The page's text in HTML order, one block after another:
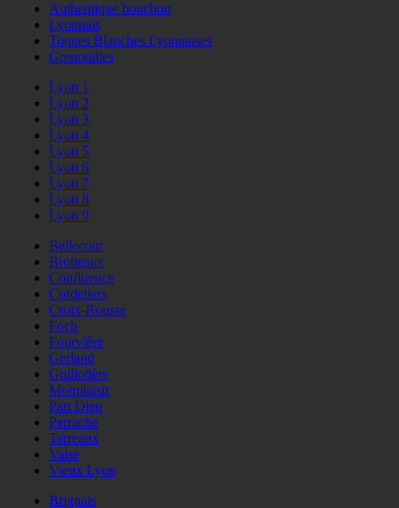
Authentique bouchon
Lyonnais
Toques Blanches Lyonnaises
Grenouilles
Lyon 1
Lyon 2
Lyon 3
Lyon 4
Lyon 5
Lyon 6
Lyon 7
Lyon 8
Lyon 9
Bellecour
Brotteaux
Confluence
Cordeliers
Croix-Rousse
Foch
Fourvière
Gerland
Guillotière
Monplaisir
Part Dieu
Perrache
Terreaux
Vaise
Vieux Lyon
Brignais